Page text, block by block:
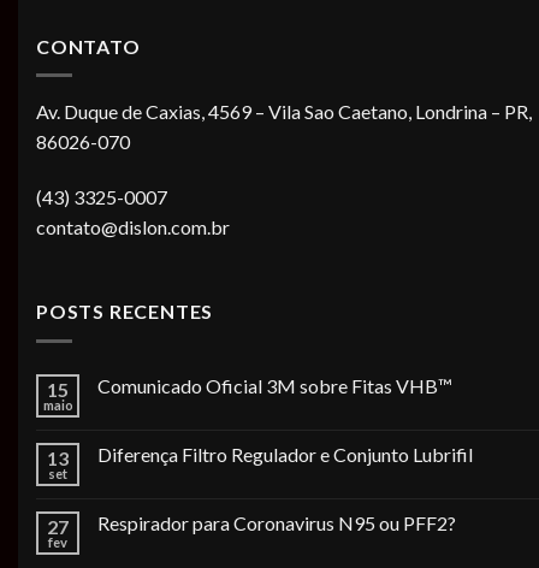
CONTATO
Av. Duque de Caxias, 4569 – Vila Sao Caetano, Londrina – PR,
86026-070
(43) 3325-0007
contato@dislon.com.br
POSTS RECENTES
15
maio
Comunicado Oficial 3M sobre Fitas VHB™
13
set
Diferença Filtro Regulador e Conjunto Lubrifil
27
fev
Respirador para Coronavirus N95 ou PFF2?